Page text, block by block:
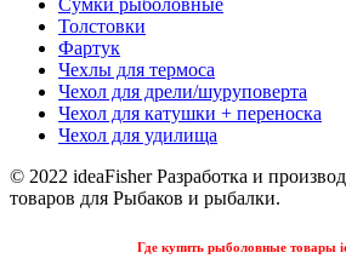
Толстовки
Фартук
Чехлы для термоса
Чехол для дрели/шуруповерта
Чехол для катушки + переноска
Чехол для удилища
© 2022 ideaFisher Разработка и
товаров для Рыбаков и рыбалки.
Где купить рыболовные товары